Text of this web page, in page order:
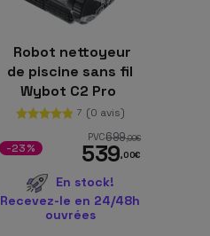
Robot nettoyeur
de piscine sans fil
Wybot C2 Pro
7 (0 avis)
PVC699,00€
539,00€
-23%
En stock!
Recevez-le en 24/48h
ouvrées